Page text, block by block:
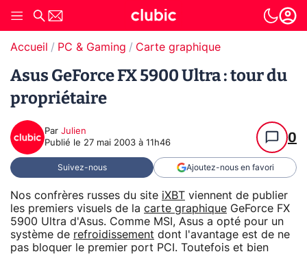
Accueil PC & Gaming Carte graphique
Asus GeForce FX 5900 Ultra : tour du
propriétaire
Par Julien
Publié le 27 mai 2003 à 11h46 0
Suivez-nous Ajoutez-nous en favori
Nos confrères russes du site iXBT viennent de publier
les premiers visuels de la carte graphique GeForce FX
5900 Ultra d'Asus. Comme MSI, Asus a opté pour un
système de refroidissement dont l'avantage est de ne
pas bloquer le premier port PCI. Toutefois et bien